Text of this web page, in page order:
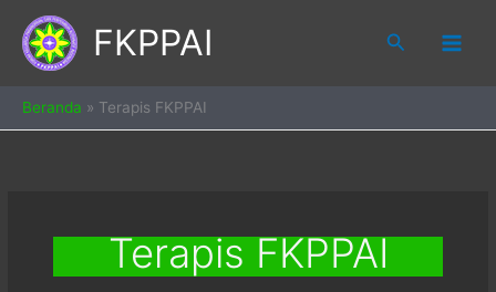
content
FKPPAI Search
Beranda » Terapis FKPPAI
Terapis FKPPAI